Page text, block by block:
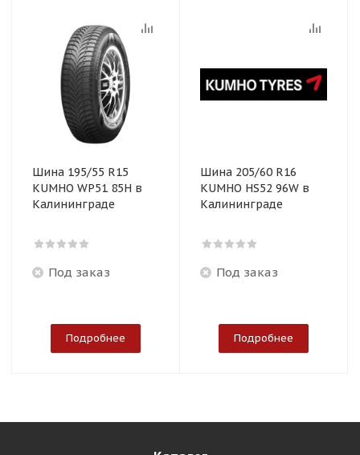
Шина 195/55 R15
KUMHO WP51 85H в
Калининграде
Под заказ
Подробнее
Шина 205/60 R16
KUMHO HS52 96W в
Калининграде
Под заказ
Подробнее